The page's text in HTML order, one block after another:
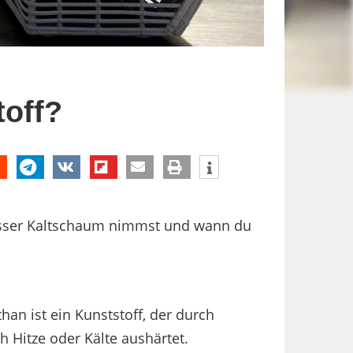
Kaltschaum nimmst und wann du
ist ein Kunststoff, der durch
Hitze oder Kälte aushärtet.